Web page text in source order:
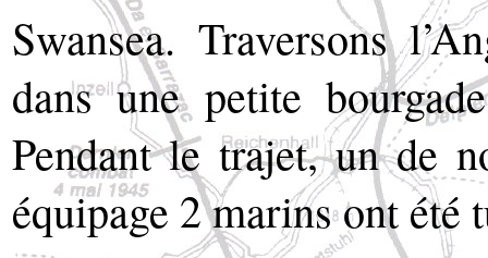
Swansea. Traversons
dans une petite
Pendant le trajet, un de
équipage 2 marins ont été